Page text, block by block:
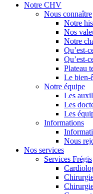
Notre CHV
Nous connaître
Notre
Nos
Notre
Qu’est-
Qu’est-
Plateau
Le bien-
Notre équipe
Les
Les
Les
Informations
Nous
Nos services
Services Frégis